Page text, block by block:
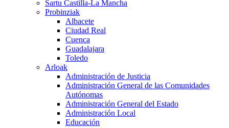
Sartu Castilla-La Mancha
Probinziak
Albacete
Ciudad Real
Cuenca
Guadalajara
Toledo
Arloak
Administración de Justicia
Administración General de las Comunidades
Autónomas
Administración General del Estado
Administración Local
Educación